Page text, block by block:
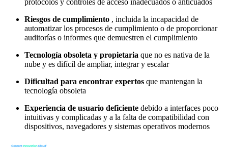
Riesgos de cumplimiento , incluida la incapacidad de
automatizar los procesos de cumplimiento o de proporcionar
auditorías o informes que demuestren el cumplimiento
Tecnología obsoleta y propietaria que no es nativa de la
nube y es difícil de ampliar, integrar y escalar
Dificultad para encontrar expertos que mantengan la
tecnología obsoleta
Experiencia de usuario deficiente debido a interfaces poco
intuitivas y complicadas y a la falta de compatibilidad con
dispositivos, navegadores y sistemas operativos modernos